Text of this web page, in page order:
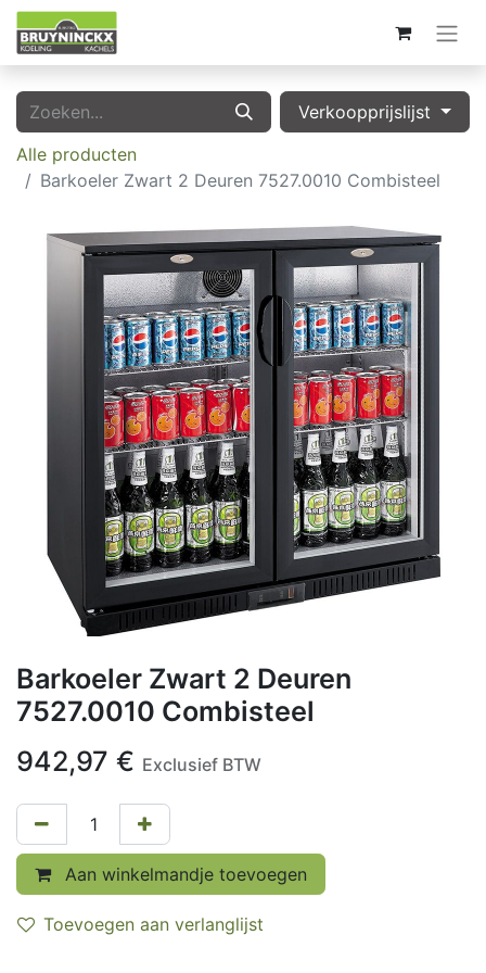
Verkoopprijslijst
Alle producten
Barkoeler Zwart 2 Deuren 7527.0010 Combisteel
Barkoeler Zwart 2 Deuren
7527.0010 Combisteel
942,97 € Exclusief BTW
Aan winkelmandje toevoegen
Toevoegen aan verlanglijst